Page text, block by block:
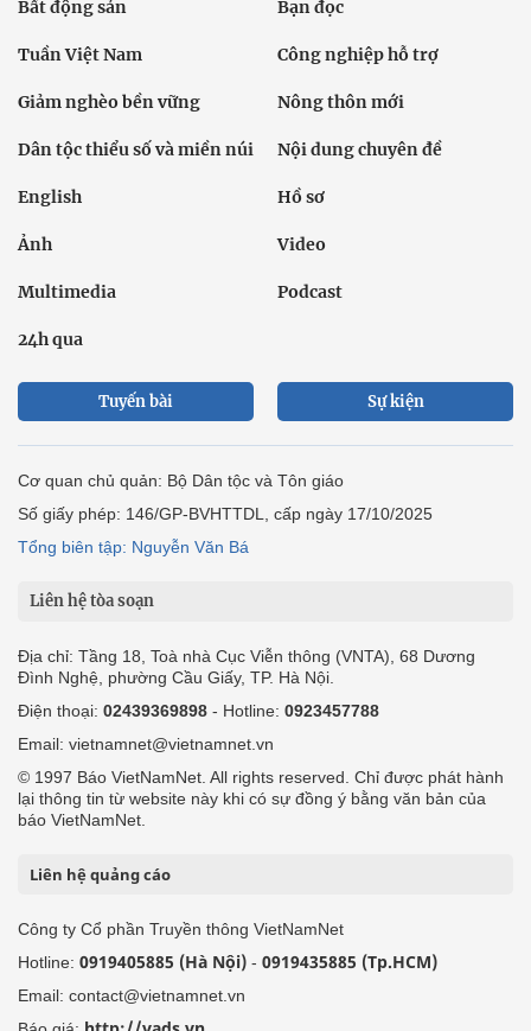
Bất động sản Bạn đọc
Tuần Việt Nam Công nghiệp hỗ trợ
Giảm nghèo bền vững Nông thôn mới
Dân tộc thiểu số và miền núi Nội dung chuyên đề
English Hồ sơ
Ảnh Video
Multimedia Podcast
24h qua
Tuyến bài Sự kiện
Cơ quan chủ quản: Bộ Dân tộc và Tôn giáo
Số giấy phép: 146/GP-BVHTTDL, cấp ngày 17/10/2025
Tổng biên tập: Nguyễn Văn Bá
Liên hệ tòa soạn
Địa chỉ: Tầng 18, Toà nhà Cục Viễn thông (VNTA), 68 Dương
Đình Nghệ, phường Cầu Giấy, TP. Hà Nội.
Điện thoại: 02439369898 - Hotline: 0923457788
Email: vietnamnet@vietnamnet.vn
© 1997 Báo VietNamNet. All rights reserved. Chỉ được phát hành
lại thông tin từ website này khi có sự đồng ý bằng văn bản của
báo VietNamNet.
Liên hệ quảng cáo
Công ty Cổ phần Truyền thông VietNamNet
Hotline: 0919405885 (Hà Nội) - 0919435885 (Tp.HCM)
Email: contact@vietnamnet.vn